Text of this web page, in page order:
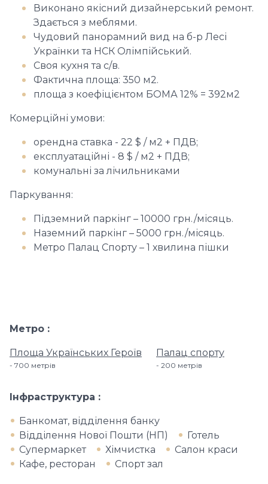
Виконано якісний дизайнерський ремонт.
Здається з меблями.
Чудовий панорамний вид на б-р Лесі
Українки та НСК Олімпійський.
Своя кухня та с/в.
Фактична площа: 350 м2.
площа з коефіцієнтом БОМА 12% = 392м2
Комерційні умови:
орендна ставка - 22 $ / м2 + ПДВ;
експлуатаційні - 8 $ / м2 + ПДВ;
комунальні за лічильниками
Паркування:
Підземний паркінг – 10000 грн./місяць.
Наземний паркінг – 5000 грн./місяць.
Метро Палац Спорту – 1 хвилина пішки
Метро
Площа Українських Героїв
700 метрiв
Палац спорту
200 метрiв
Інфраструктура
Банкомат, відділення банку
Відділення Нової Пошти (НП)
Готель
Супермаркет
Хімчистка
Салон краси
Кафе, ресторан
Спорт зал